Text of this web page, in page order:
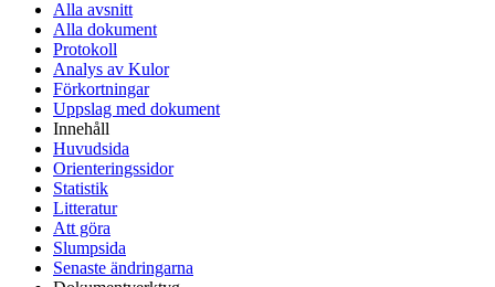
Alla avsnitt
Alla dokument
Protokoll
Analys av Kulor
Förkortningar
Uppslag med dokument
Innehåll
Huvudsida
Orienteringssidor
Statistik
Litteratur
Att göra
Slumpsida
Senaste ändringarna